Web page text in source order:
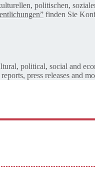
politischen,
finden Sie
political, social and
press releases and